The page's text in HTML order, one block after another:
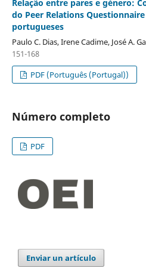
Relação entre pares e género:
do Peer Relations
portugueses
Paulo C. Dias, Irene Cadime, José A.
151-168
PDF (Português (Portugal))
Número completo
PDF
Enviar un artículo